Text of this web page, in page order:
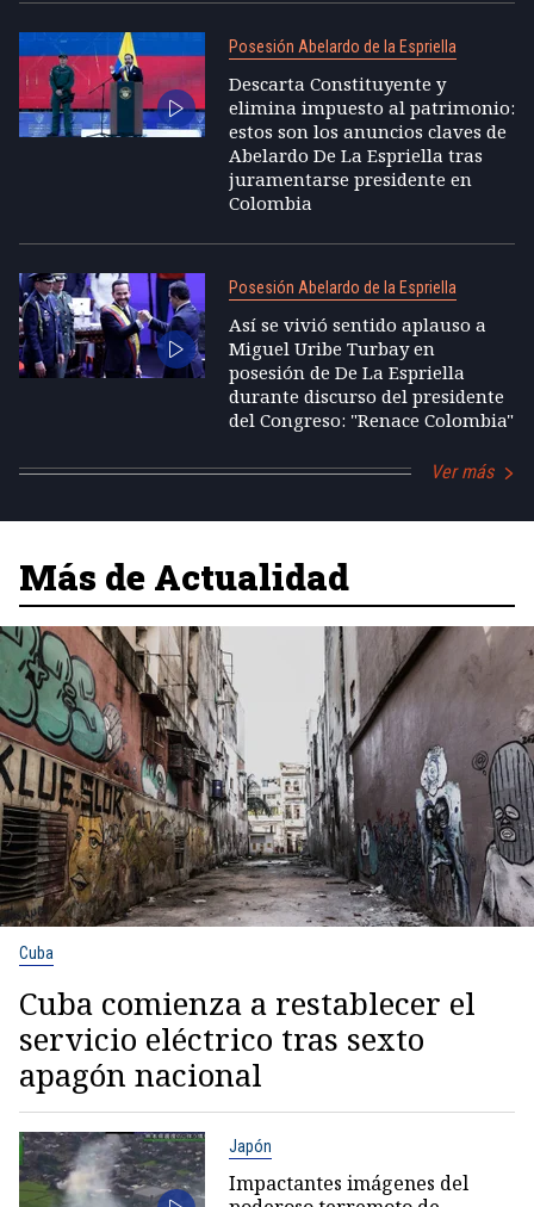
Posesión Abelardo de la Espriella
Descarta Constituyente y
elimina impuesto al patrimonio:
estos son los anuncios claves de
Abelardo De La Espriella tras
juramentarse presidente en
Colombia
Posesión Abelardo de la Espriella
Así se vivió sentido aplauso a
Miguel Uribe Turbay en
posesión de De La Espriella
durante discurso del presidente
del Congreso: "Renace Colombia"
Ver más
Más de Actualidad
Cuba
Cuba comienza a restablecer el
servicio eléctrico tras sexto
apagón nacional
Japón
Impactantes imágenes del